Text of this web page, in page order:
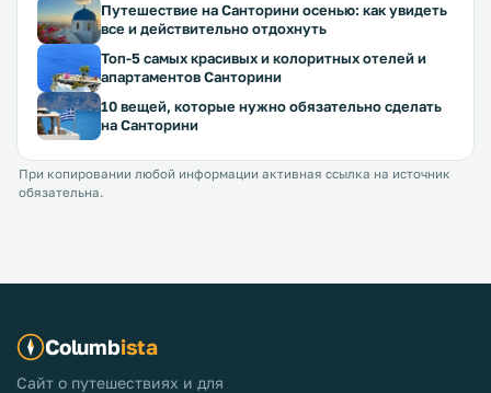
Путешествие на Санторини осенью: как увидеть
все и действительно отдохнуть
Топ-5 самых красивых и колоритных отелей и
апартаментов Санторини
10 вещей, которые нужно обязательно сделать
на Санторини
При копировании любой информации активная ссылка на источник
обязательна.
Columbista
Сайт о путешествиях и для